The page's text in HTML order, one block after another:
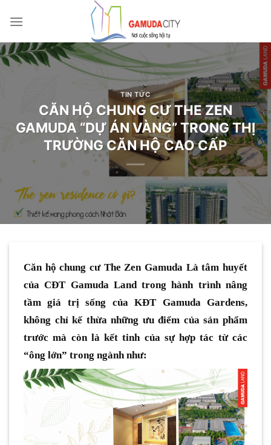
qua
dung
TIN TỨC
CĂN HỘ CHUNG CƯ THE ZEN
GAMUDA “DỰ ÁN VÀNG” TRONG THỊ
TRƯỜNG CĂN HỘ CAO CẤP
Căn hộ chung cư The Zen Gamuda Là tâm huyết
của CĐT Gamuda Land trong hành trình nâng
tầm giá trị sống của KĐT Gamuda Gardens,
không chỉ kế thừa những ưu điểm của sản phẩm
trước mà còn là kết tinh của sự hợp tác từ các
“ông lớn” trong ngành như: